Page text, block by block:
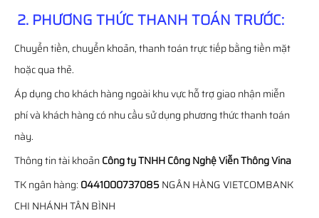
2. PHƯƠNG THỨC THANH TOÁN TRƯỚC:
Chuyển tiền, chuyển khoản, thanh toán trực tiếp bằng tiền mặt
hoặc qua thẻ.
Áp dụng cho khách hàng ngoài khu vực hỗ trợ giao nhận miễn
phí và khách hàng có nhu cầu sử dụng phương thức thanh toán
này.
Thông tin tài khoảnCông ty TNHH Công Nghệ Viễn Thông Vina
TK ngân hàng: 0441000737085NGÂN HÀNG VIETCOMBANK
CHI NHÁNH TÂN BÌNH